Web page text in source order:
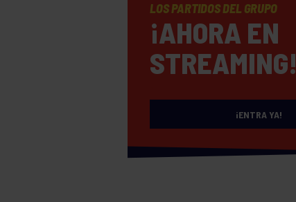
LOS PARTIDOS DEL GRUPO
¡AHORA EN
STREAMING!
¡ENTRA YA!